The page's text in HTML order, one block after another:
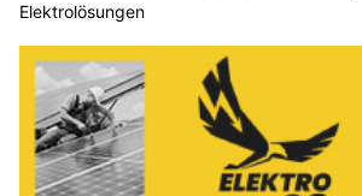
Elektrolösungen